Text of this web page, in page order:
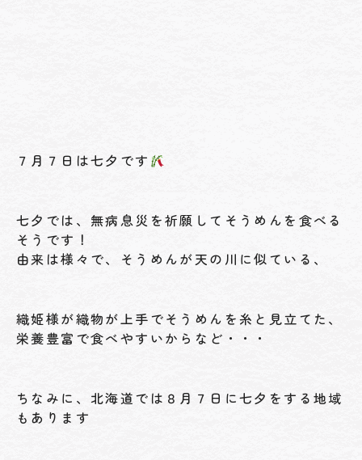
７月７日は七夕です
七夕では、無病息災を祈願してそうめんを食べる
そうです！
由来は様々で、そうめんが天の川に似ている、
織姫様が織物が上手でそうめんを糸と見立てた、
栄養豊富で食べやすいからなど・・・
ちなみに、北海道では８月７日に七夕をする地域
もあります